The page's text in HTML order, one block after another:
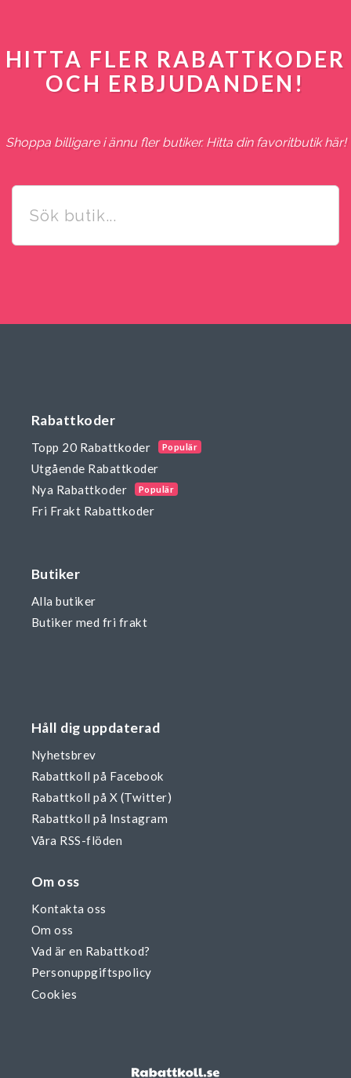
HITTA FLER RABATTKODER
OCH ERBJUDANDEN!
Shoppa billigare i ännu fler butiker. Hitta din favoritbutik här!
Rabattkoder
Topp 20 Rabattkoder Populär
Utgående Rabattkoder
Nya Rabattkoder
Populär
Fri Frakt Rabattkoder
Butiker
Alla butiker
Butiker med fri frakt
Håll dig uppdaterad
Nyhetsbrev
Rabattkoll på Facebook
Rabattkoll på X (Twitter)
Rabattkoll på Instagram
Våra RSS-flöden
Om oss
Kontakta oss
Om oss
Vad är en Rabattkod?
Personuppgiftspolicy
Cookies